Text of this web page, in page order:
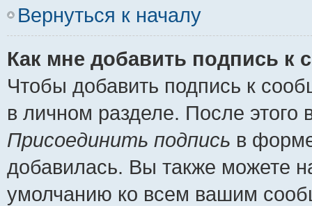
Вернуться к началу
Как мне добавить подпись к
Чтобы добавить подпись к
в личном разделе. После
Присоединить подпись в
добавилась. Вы также можете
умолчанию ко всем вашим